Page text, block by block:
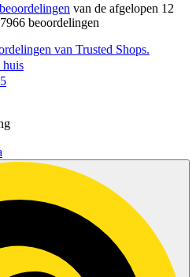
beoordelingen van de afgelopen 12
beoordelingen
van Trusted Shops.
huis